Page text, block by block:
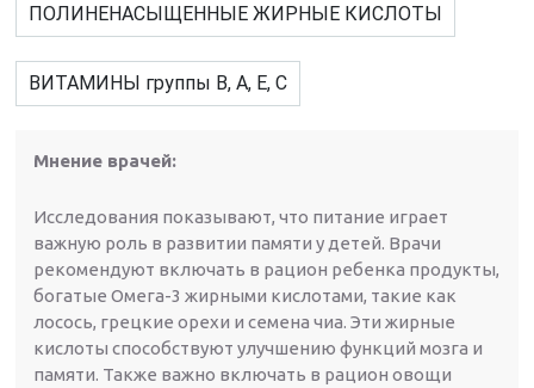
ПОЛИНЕНАСЫЩЕННЫЕ ЖИРНЫЕ КИСЛОТЫ
ВИТАМИНЫ группы В, А, Е, С
Мнение врачей:
Исследования показывают, что питание играет
важную роль в развитии памяти у детей. Врачи
рекомендуют включать в рацион ребенка продукты,
богатые Омега-3 жирными кислотами, такие как
лосось, грецкие орехи и семена чиа. Эти жирные
кислоты способствуют улучшению функций мозга и
памяти. Также важно включать в рацион овощи